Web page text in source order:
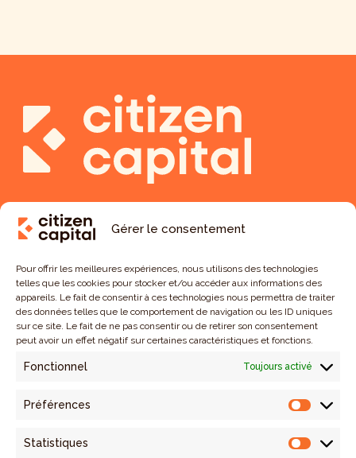
Gérer le consentement
Pour offrir les meilleures expériences, nous utilisons des technologies
telles que les cookies pour stocker et/ou accéder aux informations des
appareils. Le fait de consentir à ces technologies nous permettra de traiter
des données telles que le comportement de navigation ou les ID uniques
sur ce site. Le fait de ne pas consentir ou de retirer son consentement
peut avoir un effet négatif sur certaines caractéristiques et fonctions.
Fonctionnel Toujours activé
Préférences
Statistiques
Nos investissements